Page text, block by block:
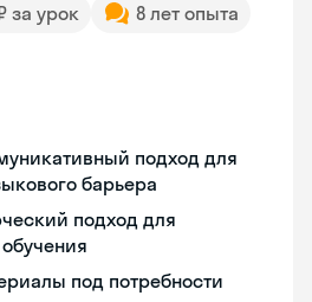
за урок
8 лет опыта
подход для
барьера
подход для
под потребности